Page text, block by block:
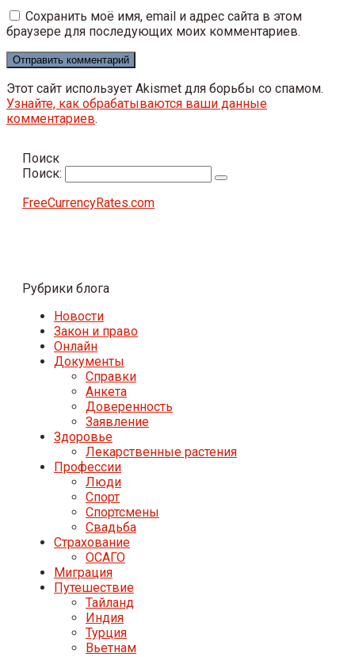
Сохранить моё имя, email и адрес сайта в этом
браузере для последующих моих комментариев.
Этот сайт использует Akismet для борьбы со спамом.
Узнайте, как обрабатываются ваши данные
комментариев.
Поиск
Поиск:
FreeCurrencyRates.com
Рубрики блога
Новости
Закон и право
Онлайн
Документы
Справки
Анкета
Доверенность
Заявление
Здоровье
Лекарственные растения
Профессии
Люди
Спорт
Спортсмены
Свадьба
Страхование
ОСАГО
Миграция
Путешествие
Тайланд
Индия
Турция
Вьетнам